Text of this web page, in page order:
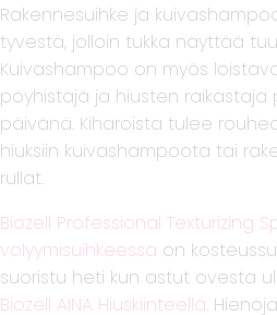
Rakennesuihke ja
tyvestä, jolloin tukka näyttää
Kuivashampoo on myös
pöyhistäjä ja hiusten
päivänä. Kiharoista tulee
hiuksiin kuivashampoota tai
rullat.
Biozell Professional Texturizing
volyymisuihkeessa on
suoristu heti kun astut ovesta
Biozell AINA Hiuskiinteellä.